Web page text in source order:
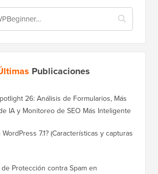
Publicaciones
26: Análisis de Formularios, Más
IA y Monitoreo de SEO Más Inteligente
7.1? (Características y capturas
Protección contra Spam en